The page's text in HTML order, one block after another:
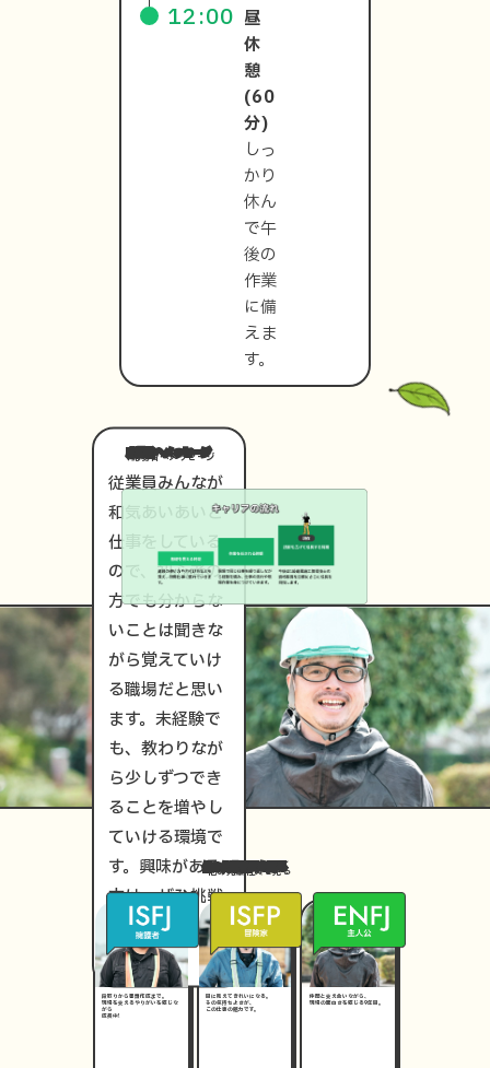
12:00 昼
休
憩
(60
分)
しっ
かり
休ん
で午
後の
作業
に備
えま
す。
応募者へメッセージ
従業員みんなが
和気あいあいと
仕事をしている
ので、初心者の
方でも分からな
いことは聞きな
がら覚えていけ
る職場だと思い
ます。未経験で
も、教わりなが
ら少しずつでき
ることを増やし
ていける環境で
す。興味がある
方は、ぜひ挑戦
してみてほしい
です。
他の先輩社員を見る
段取りから書類作成まで。
現場を支えるやりがいを感じな
がら
成長中!
目に見えてきれいになる。
その気持ちよさが、
この仕事の魅力です。
仲間と支え合いながら、
現場の面白さを感じる9年目。